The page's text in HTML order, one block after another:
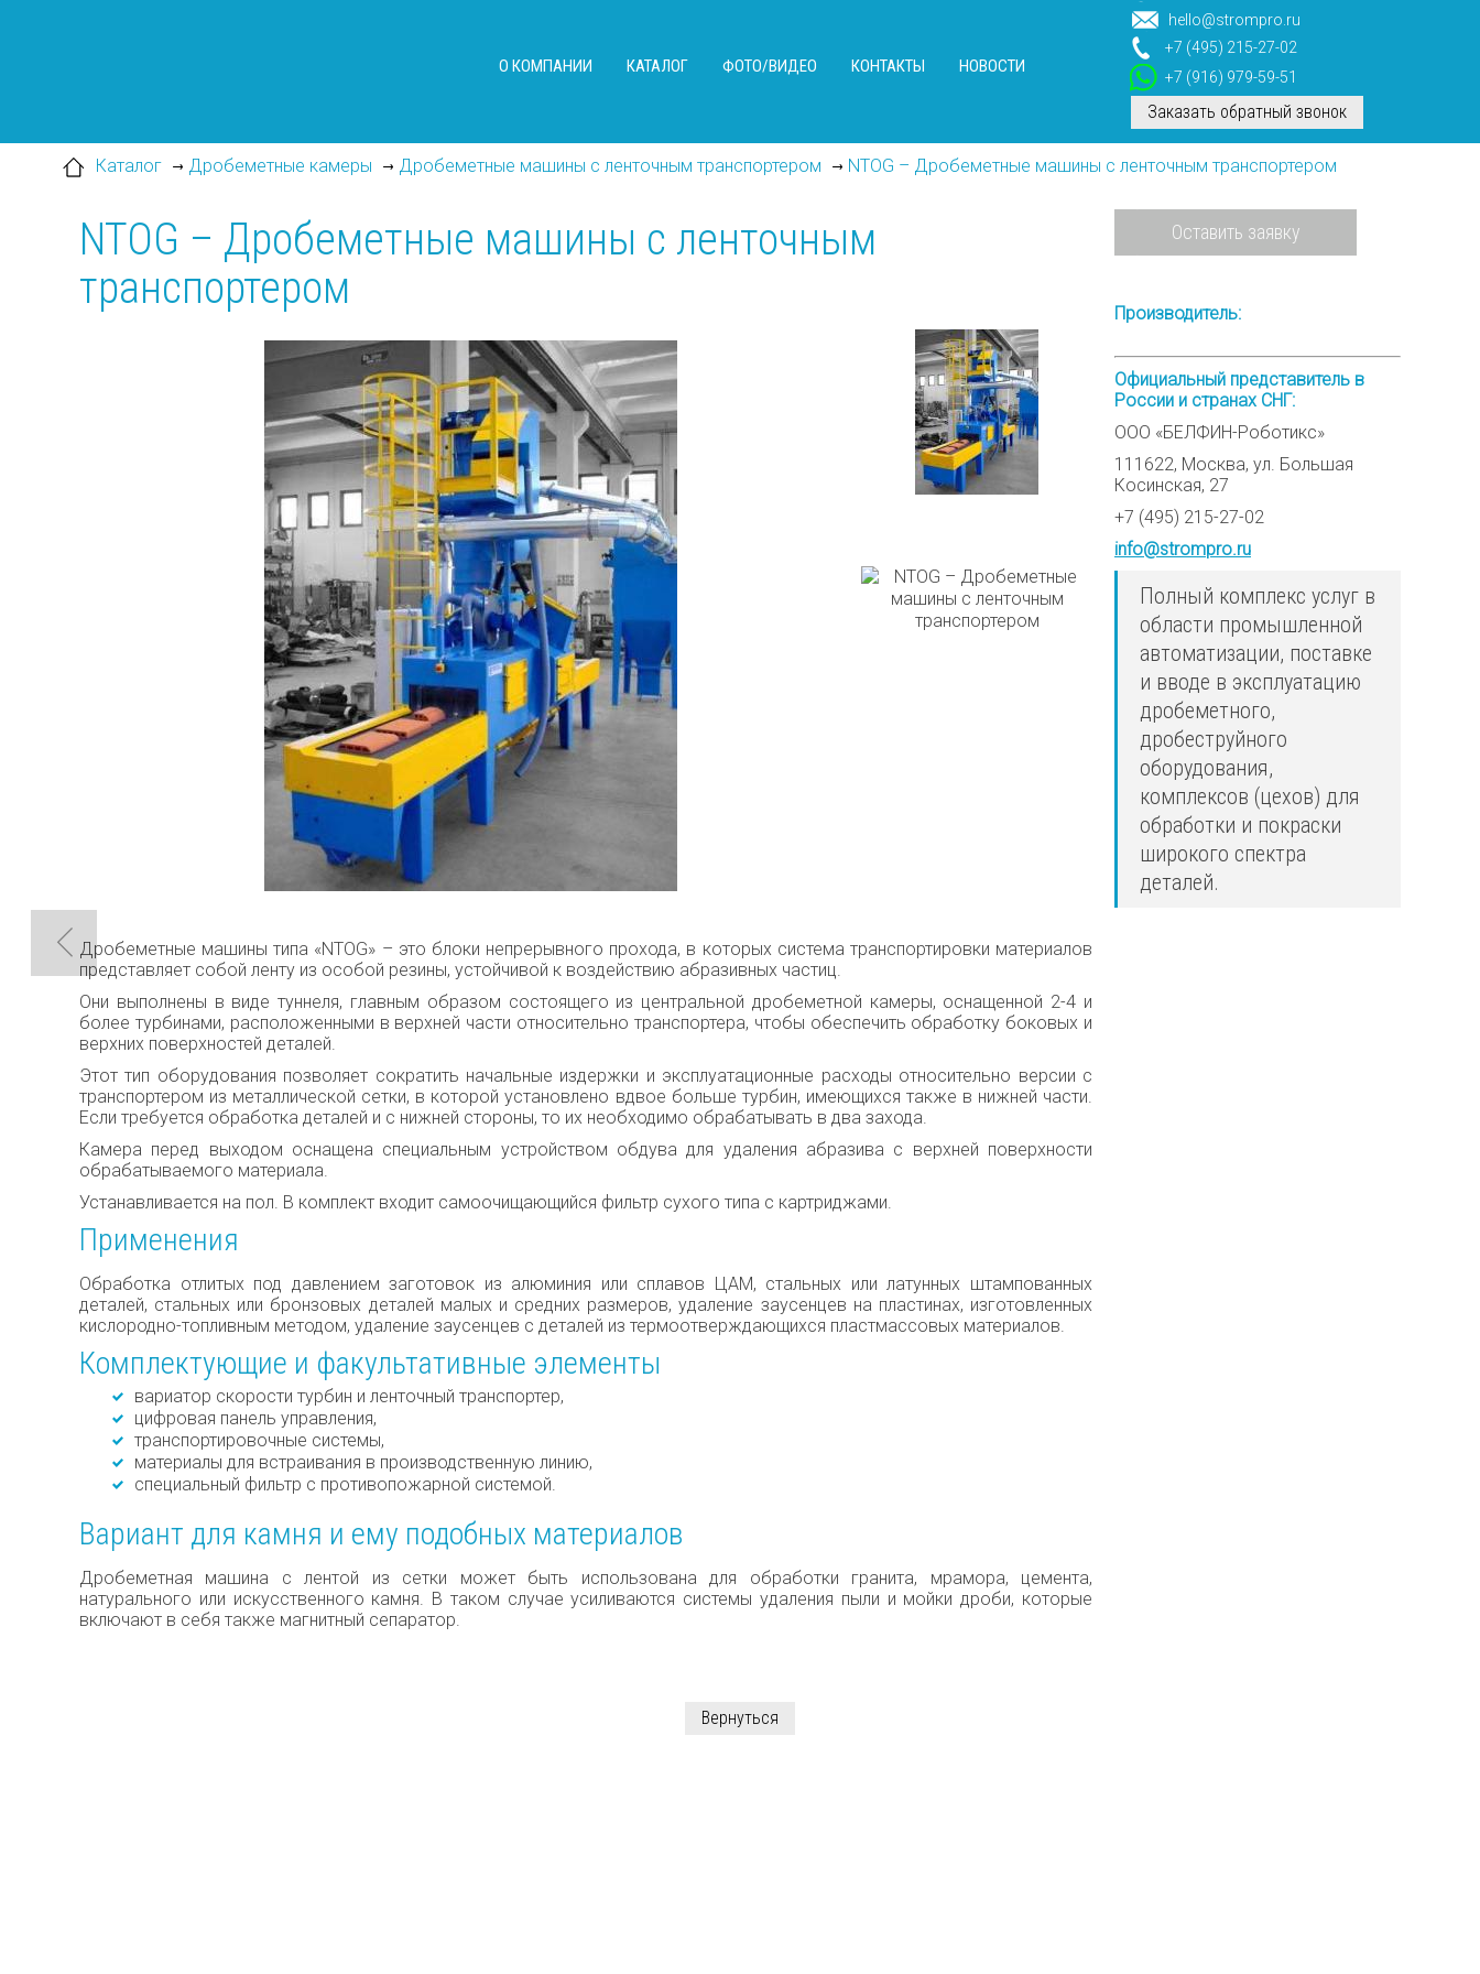
+7 (495) 215-27-02
+7 (916) 979-59-51
hello@strompro.ru
Заказать обратный звонок
О КОМПАНИИ КАТАЛОГ ФОТО/ВИДЕО КОНТАКТЫ НОВОСТИ
Каталог Дробеметные камеры Дробеметные машины с ленточным транспортером NTOG – Дробеметные машины с ленточным транспортером
NTOG – Дробеметные машины с ленточным
транспортером
Оставить заявку
Производитель:
Официальный представитель в
России и странах СНГ:
ООО «БЕЛФИН-Роботикс»
111622, Москва, ул. Большая
Косинская, 27
+7 (495) 215-27-02
info@strompro.ru
Полный комплекс услуг в
области промышленной
автоматизации, поставке
и вводе в эксплуатацию
дробеметного,
дробеструйного
оборудования,
комплексов (цехов) для
обработки и покраски
широкого спектра
деталей.
Дробеметные машины типа «NTOG» – это блоки непрерывного прохода, в которых система транспортировки материалов
представляет собой ленту из особой резины, устойчивой к воздействию абразивных частиц.
Они выполнены в виде туннеля, главным образом состоящего из центральной дробеметной камеры, оснащенной 2-4 и
более турбинами, расположенными в верхней части относительно транспортера, чтобы обеспечить обработку боковых и
верхних поверхностей деталей.
Этот тип оборудования позволяет сократить начальные издержки и эксплуатационные расходы относительно версии с
транспортером из металлической сетки, в которой установлено вдвое больше турбин, имеющихся также в нижней части.
Если требуется обработка деталей и с нижней стороны, то их необходимо обрабатывать в два захода.
Камера перед выходом оснащена специальным устройством обдува для удаления абразива с верхней поверхности
обрабатываемого материала.
Устанавливается на пол. В комплект входит самоочищающийся фильтр сухого типа с картриджами.
Применения
Обработка отлитых под давлением заготовок из алюминия или сплавов ЦАМ, стальных или латунных штампованных
деталей, стальных или бронзовых деталей малых и средних размеров, удаление заусенцев на пластинах, изготовленных
кислородно-топливным методом, удаление заусенцев с деталей из термоотверждающихся пластмассовых материалов.
Комплектующие и факультативные элементы
вариатор скорости турбин и ленточный транспортер,
цифровая панель управления,
транспортировочные системы,
материалы для встраивания в производственную линию,
специальный фильтр с противопожарной системой.
Вариант для камня и ему подобных материалов
Дробеметная машина с лентой из сетки может быть использована для обработки гранита, мрамора, цемента,
натурального или искусственного камня. В таком случае усиливаются системы удаления пыли и мойки дроби, которые
включают в себя также магнитный сепаратор.
Вернуться